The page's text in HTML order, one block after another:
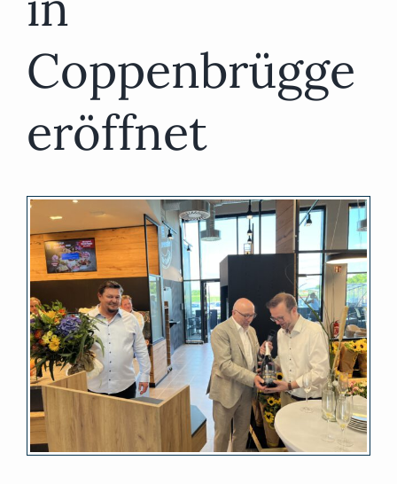
Coppenbrügge
eröffnet
Zeige
grösseres
Bild